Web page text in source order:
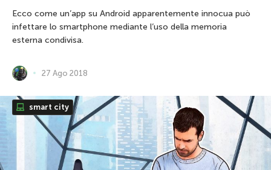
Ecco come un’app su Android apparentemente innocua può
infettare lo smartphone mediante l’uso della memoria
esterna condivisa.
27 Ago 2018
smart city